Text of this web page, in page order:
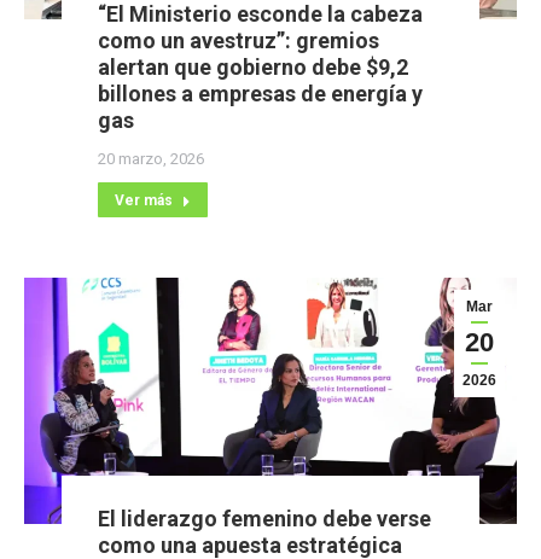
“El Ministerio esconde la cabeza
como un avestruz”: gremios
alertan que gobierno debe $9,2
billones a empresas de energía y
gas
20 marzo, 2026
Ver más
Mar
20
2026
El liderazgo femenino debe verse
como una apuesta estratégica